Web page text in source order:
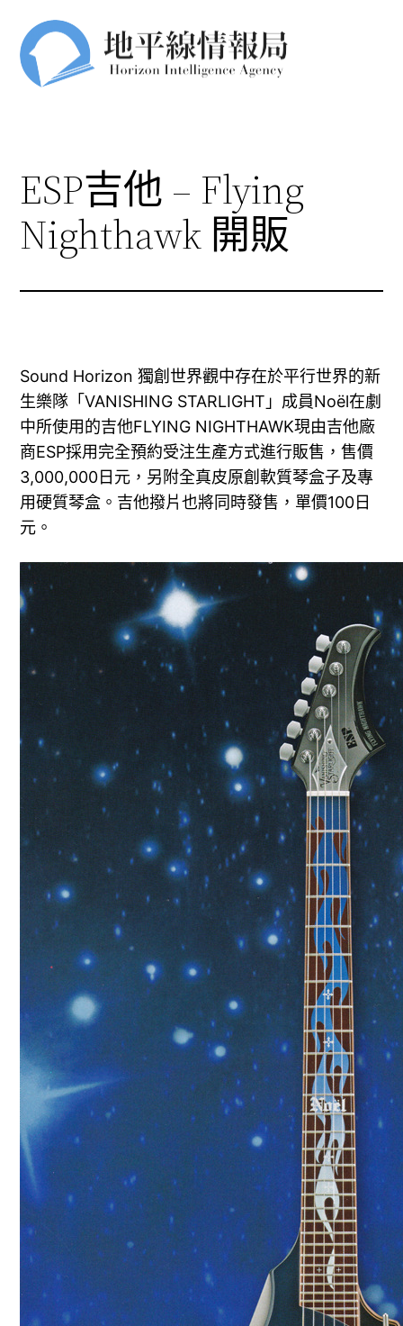
ESP吉他 – Flying
Nighthawk 開販
Sound Horizon 獨創世界觀中存在於平行世界的新
生樂隊「VANISHING STARLIGHT」成員Noël在劇
中所使用的吉他FLYING NIGHTHAWK現由吉他廠
商ESP採用完全預約受注生產方式進行販售，售價
3,000,000日元，另附全真皮原創軟質琴盒子及專
用硬質琴盒。吉他撥片也將同時發售，單價100日
元。